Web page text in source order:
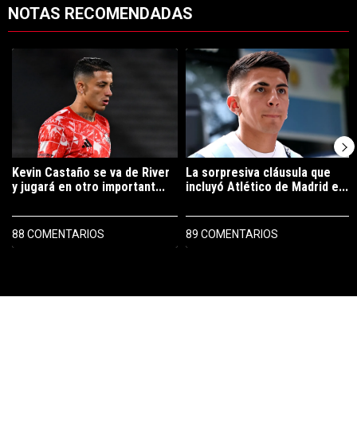
NOTAS RECOMENDADAS
Un artículo de tendencia con el título "Kevin Castaño se va de
Kevin Castaño se va de River
y jugará en otro important...
88 COMENTARIOS
Un artículo de tendencia con el
La sorpresiva cláusula que
incluyó Atlético de Madrid e...
89 COMENTARIOS